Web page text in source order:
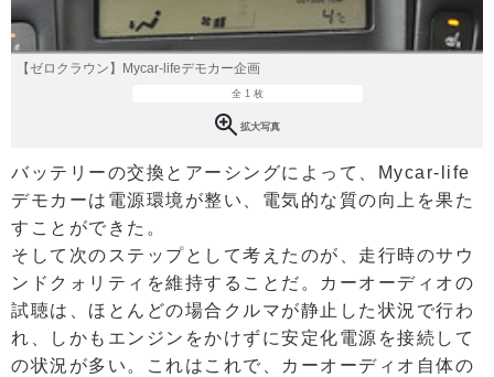
【ゼロクラウン】Mycar-lifeデモカー企画
全 1 枚
拡大写真
バッテリーの交換とアーシングによって、Mycar-life
デモカーは電源環境が整い、電気的な質の向上を果た
すことができた。
そして次のステップとして考えたのが、走行時のサウ
ンドクォリティを維持することだ。カーオーディオの
試聴は、ほとんどの場合クルマが静止した状況で行わ
れ、しかもエンジンをかけずに安定化電源を接続して
の状況が多い。これはこれで、カーオーディオ自体の